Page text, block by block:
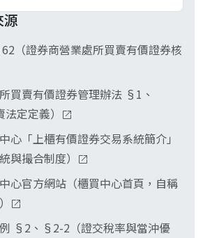
文簡稱。三詞並用為台灣語境下
中 09:00–13:25 採逐筆撮合（自
開盤 08:30–09:00 與收盤前 5 分
集合競價，與 TWSE 集中市場機
證券商雙向報價議價交易的是
市場，不是上櫃。
規範證券商於營業處所買賣有
關核准；金管會依此授權訂定
買賣有價證券管理辦法》，該辦
價證券不在集中交易市場以競價
券商專設櫃檯進行之交易行為，
這是店頭市場的法律定義。
（證券商營業處所買賣有價證券核
買賣有價證券管理辦法 §1、
定定義）
心「上櫃有價證券交易系統簡介」
與撮合制度）
心官方網站（櫃買中心首頁，自稱
§2、§2-2（證交稅率與當沖優